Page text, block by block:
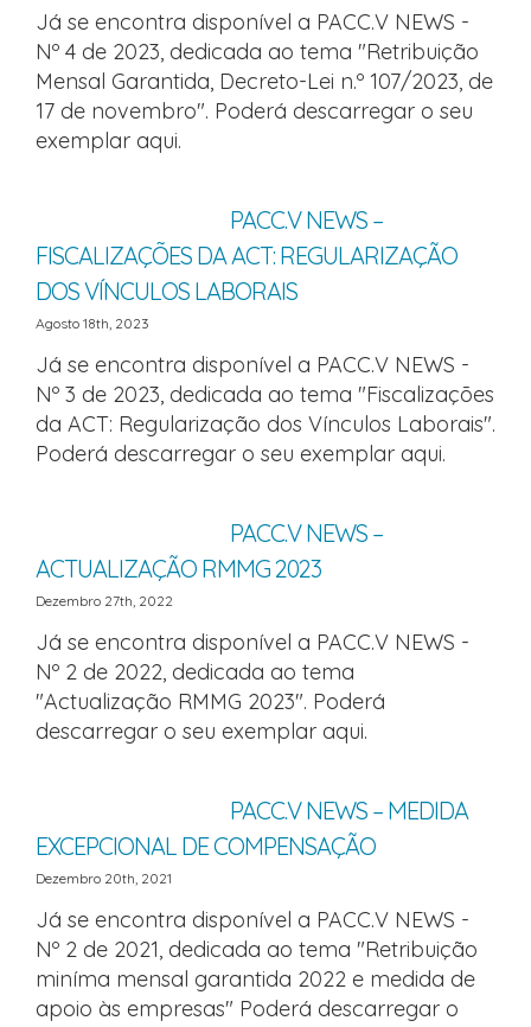
Já se encontra disponível a PACC.V NEWS -
Nº 4 de 2023, dedicada ao tema "Retribuição
Mensal Garantida, Decreto-Lei n.º 107/2023, de
17 de novembro". Poderá descarregar o seu
exemplar aqui.
PACC.V NEWS –
FISCALIZAÇÕES DA ACT: REGULARIZAÇÃO
DOS VÍNCULOS LABORAIS
Agosto 18th, 2023
Já se encontra disponível a PACC.V NEWS -
Nº 3 de 2023, dedicada ao tema "Fiscalizações
da ACT: Regularização dos Vínculos Laborais".
Poderá descarregar o seu exemplar aqui.
PACC.V NEWS –
ACTUALIZAÇÃO RMMG 2023
Dezembro 27th, 2022
Já se encontra disponível a PACC.V NEWS -
Nº 2 de 2022, dedicada ao tema
"Actualização RMMG 2023". Poderá
descarregar o seu exemplar aqui.
PACC.V NEWS – MEDIDA
EXCEPCIONAL DE COMPENSAÇÃO
Dezembro 20th, 2021
Já se encontra disponível a PACC.V NEWS -
Nº 2 de 2021, dedicada ao tema "Retribuição
miníma mensal garantida 2022 e medida de
apoio às empresas" Poderá descarregar o